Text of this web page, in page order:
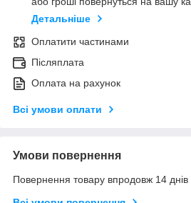
Детальніше
Оплатити частинами
Післяплата
Оплата на рахунок
Всі умови оплати
Умови повернення
Повернення товару впродовж 14 днів